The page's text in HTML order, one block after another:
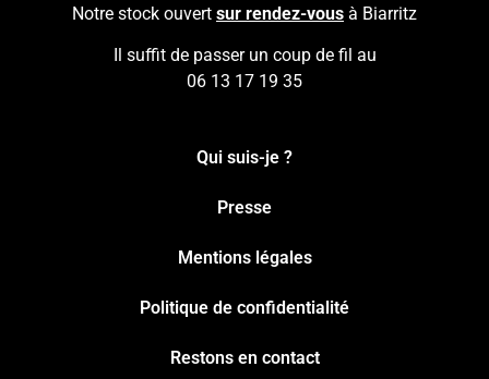
Notre stock ouvert sur rendez-vous à Biarritz
Il suffit de passer un coup de fil au
06 13 17 19 35
Qui suis-je ?
Presse
Mentions légales
Politique de confidentialité
Restons en contact